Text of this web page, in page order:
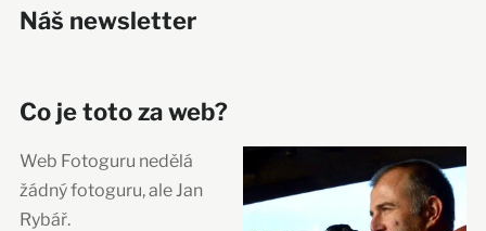
Náš newsletter
Co je toto za web?
Web Fotoguru nedělá
žádný fotoguru, ale Jan
Rybář.